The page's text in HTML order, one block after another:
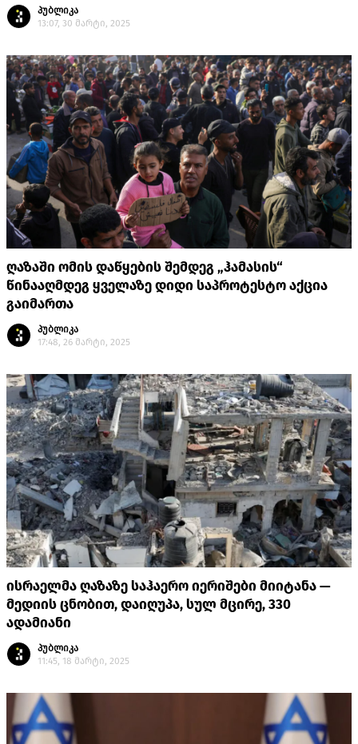
პუბლიკა
13:07, 30 მარტი, 2025
ღაზაში ომის დაწყების შემდეგ „ჰამასის“
წინააღმდეგ ყველაზე დიდი საპროტესტო აქცია
გაიმართა
პუბლიკა
17:48, 26 მარტი, 2025
ისრაელმა ღაზაზე საჰაერო იერიშები მიიტანა —
მედიის ცნობით, დაიღუპა, სულ მცირე, 330
ადამიანი
პუბლიკა
11:45, 18 მარტი, 2025